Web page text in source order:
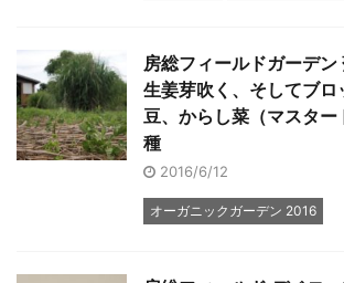
房総フィールドガーデン
生姜芽吹く、そしてブロ
豆、からし菜（マスター
種
2016/6/12
オーガニックガーデン 2016